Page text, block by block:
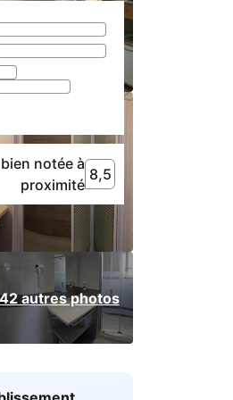
autres photos
8,5
8,5 Plage très bien
notée à
proximité